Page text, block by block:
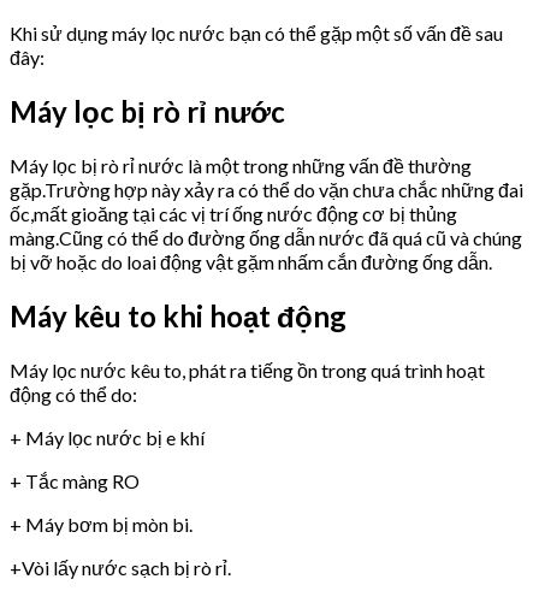
Khi sử dụng máy lọc nước bạn có thể gặp một số vấn đề sau
đây:
Máy lọc bị rò rỉ nước
Máy lọc bị rò rỉ nước là một trong những vấn đề thường
gặp.Trường hợp này xảy ra có thể do vặn chưa chắc những đai
ốc,mất gioăng tại các vị trí ống nước động cơ bị thủng
màng.Cũng có thể do đường ống dẫn nước đã quá cũ và chúng
bị vỡ hoặc do loai động vật gặm nhấm cắn đường ống dẫn.
Máy kêu to khi hoạt động
Máy lọc nước kêu to, phát ra tiếng ồn trong quá trình hoạt
động có thể do:
+ Máy lọc nước bị e khí
+ Tắc màng RO
+ Máy bơm bị mòn bi.
+Vòi lấy nước sạch bị rò rỉ.